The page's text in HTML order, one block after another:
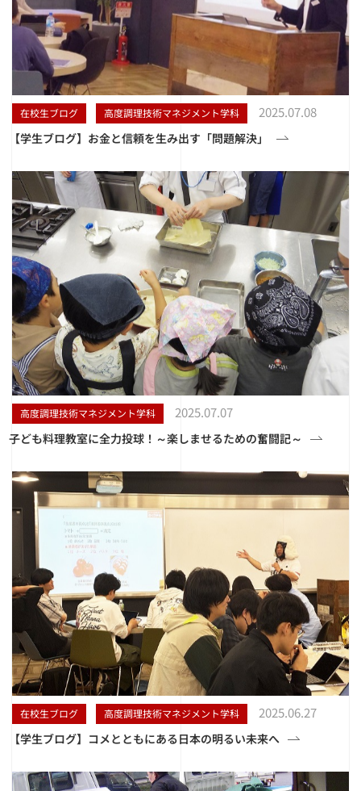
在校生ブログ 高度調理技術マネジメント学科 2025.07.08
【学生ブログ】お金と信頼を生み出す「問題解決」
高度調理技術マネジメント学科 2025.07.07
子ども料理教室に全力投球！～楽しませるための奮闘記～
在校生ブログ 高度調理技術マネジメント学科 2025.06.27
【学生ブログ】コメとともにある日本の明るい未来へ